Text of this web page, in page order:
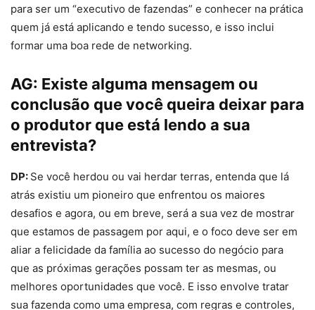
para ser um “executivo de fazendas” e conhecer na prática
quem já está aplicando e tendo sucesso, e isso inclui
formar uma boa rede de networking.
AG: Existe alguma mensagem ou
conclusão que você queira deixar para
o produtor que está lendo a sua
entrevista?
DP: Se você herdou ou vai herdar terras, entenda que lá
atrás existiu um pioneiro que enfrentou os maiores
desafios e agora, ou em breve, será a sua vez de mostrar
que estamos de passagem por aqui, e o foco deve ser em
aliar a felicidade da família ao sucesso do negócio para
que as próximas gerações possam ter as mesmas, ou
melhores oportunidades que você. E isso envolve tratar
sua fazenda como uma empresa, com regras e controles,